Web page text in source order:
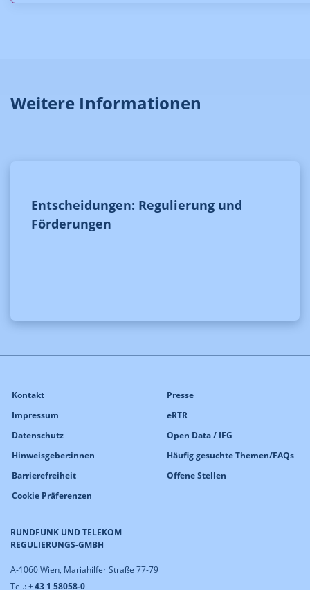
Weitere Informationen
Entscheidungen: Regulierung und
Förderungen
RUNDFUNK UND TELEKOM
REGULIERUNGS-GMBH
A-1060 Wien, Mariahilfer Straße 77-79
Tel.: +43 1 58058-0
Kontakt
Impressum
Datenschutz
Hinweisgeber:innen
Barrierefreiheit
Cookie Präferenzen
Presse
eRTR
Open Data / IFG
Häufig gesuchte Themen/FAQs
Offene Stellen